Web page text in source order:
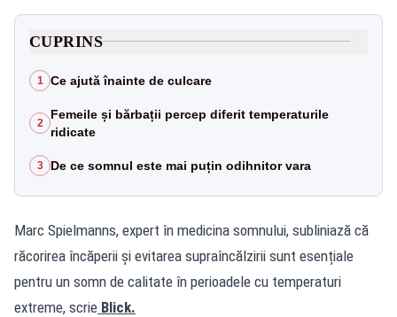
CUPRINS
1 Ce ajută înainte de culcare
2
Femeile și bărbații percep diferit temperaturile
ridicate
3 De ce somnul este mai puțin odihnitor vara
Marc Spielmanns, expert în medicina somnului, subliniază că
răcorirea încăperii și evitarea supraîncălzirii sunt esențiale
pentru un somn de calitate în perioadele cu temperaturi
extreme, scrie Blick.